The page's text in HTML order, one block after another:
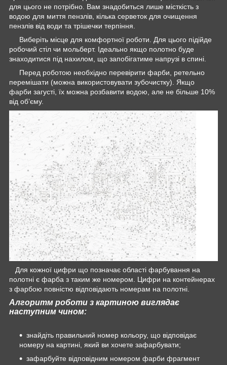
для цього не потрібно. Вам знадобиться лише місткість з
водою для миття пензлів, кілька серветок для очищення
пензлів від води та трішечки терпіння.
Виберіть місце для комфортної роботи. Для цього підійде
робочий стіл чи мольберт. Ідеально якщо полотно буде
знаходитися під нахилом, що запобігатиме напрузі в спині.
Перед роботою необхідно перевірити фарби, ретельно
перемішати (можна використовувати зубочистку). Якщо
фарби загусті, їх можна розбавити водою, але не більше 10%
від об’єму.
Для кожної цифри що позначає області фарбування на
полотні є фарба з таким же номером. Цифри на контейнерах
з фарбою повністю відповідають номерам на полотні.
Алгоритм роботи з картиною виглядає
наступним чином:
знайдіть правильний номер кольору, що відповідає
номеру на картині, який ви хочете зафарбувати;
зафарбуйте відповідним номером фарби фрагмент